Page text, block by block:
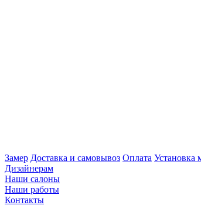
Замер Доставка и самовывоз Оплата Установка
Дизайнерам
Наши салоны
Наши работы
Контакты